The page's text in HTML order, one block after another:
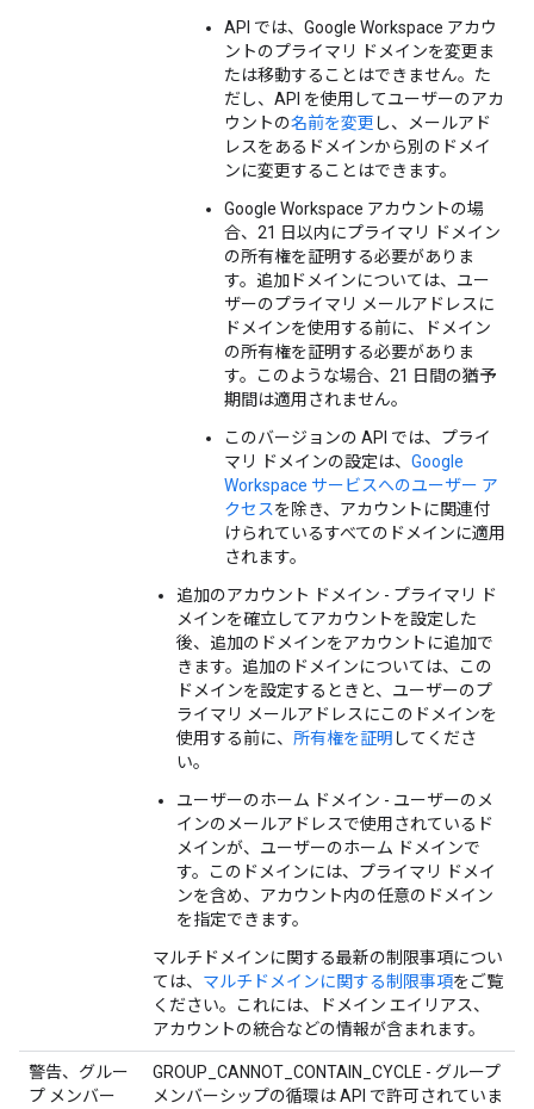
API では、Google Workspace アカウ
ントのプライマリ ドメインを変更ま
たは移動することはできません。た
だし、API を使用してユーザーのアカ
ウントの名前を変更 し、メールアド
レスをあるドメインから別のドメイ
ンに変更することはできます。
Google Workspace アカウントの場
合、21 日以内にプライマリ ドメイン
の所有権を証明する必要がありま
す。追加ドメインについては、ユー
ザーのプライマリ メールアドレスに
ドメインを使用する前に、ドメイン
の所有権を証明する必要がありま
す。このような場合、21 日間の猶予
期間は適用されません。
このバージョンの API では、プライ
マリ ドメインの設定は、 Google
Workspace サービスへのユーザー ア
クセスを除き、アカウントに関連付
けられているすべてのドメインに適用
されます。
追加のアカウント ドメイン - プライマリ ド
メインを確立してアカウントを設定した
後、追加のドメインをアカウントに追加で
きます。追加のドメインについては、この
ドメインを設定するときと、ユーザーのプ
ライマリ メールアドレスにこのドメインを
使用する前に、 所有権を証明 してくださ
い。
ユーザーのホーム ドメイン - ユーザーのメ
インのメールアドレスで使用されているド
メインが、ユーザーのホーム ドメインで
す。このドメインには、プライマリ ドメイ
ンを含め、アカウント内の任意のドメイン
を指定できます。
マルチドメインに関する最新の制限事項につい
ては、 マルチドメインに関する制限事項をご覧
ください。これには、ドメイン エイリアス、
アカウントの統合などの情報が含まれます。
警告、グルー
プ メンバー
GROUP_CANNOT_CONTAIN_CYCLE - グループ
メンバーシップの循環は API で許可されていま